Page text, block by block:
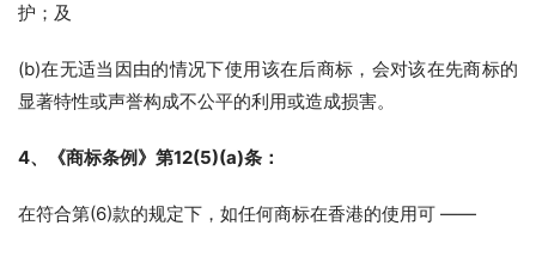
护；及
(b)在无适当因由的情况下使用该在后商标，会对该在先商标的
显著特性或声誉构成不公平的利用或造成损害。
4、《商标条例》第12(5)(a)条：
在符合第(6)款的规定下，如任何商标在香港的使用可 ——